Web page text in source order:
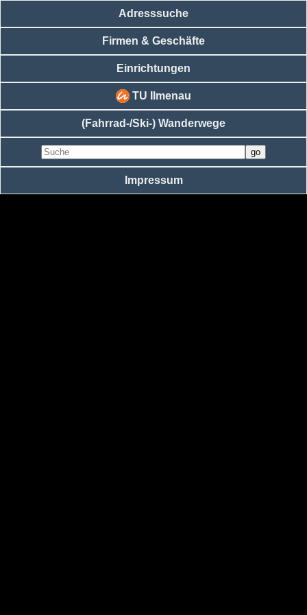
Adresssuche
Firmen & Geschäfte
Einrichtungen
TU Ilmenau
(Fahrrad-/Ski-) Wanderwege
Impressum